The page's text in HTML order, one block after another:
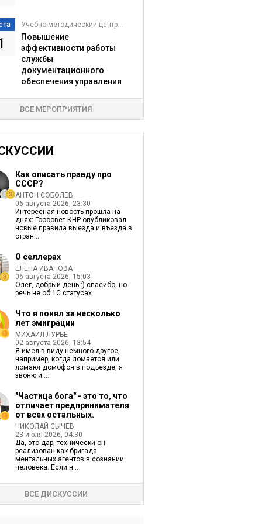
Учебно-методический центр...
Повышение
эффективности работы
службы
документационного
обеспечения управления
ВСЕ МЕРОПРИЯТИЯ
Как описать правду про
СССР?
АНТОН СОБОЛЕВ
06 августа 2026, 23:30
Интересная новость прошла на
днях: Госсовет КНР опубликовал
новые правила выезда и въезда в
стран...
О селлерах
ЕЛЕНА ИВАНОВА
06 августа 2026, 15:03
Олег, добрый день :) спасибо, но
речь не об 1С статусах.
Что я понял за несколько
лет эмиграции
МИХАИЛ ЛУРЬЕ
02 августа 2026, 13:54
Я имел в виду немного другое,
например, когда ломается или
ломают домофон в подъезде, я
звоню и ...
"Частица бога" - это то, что
отличает предпринимателя
от всех остальных.
НИКОЛАЙ СЫЧЕВ
23 июля 2026, 04:30
Да, это дар, технически он
реализован как бригада
ментальных агентов в сознании
человека. Если н...
ВСЕ ДИСКУССИИ